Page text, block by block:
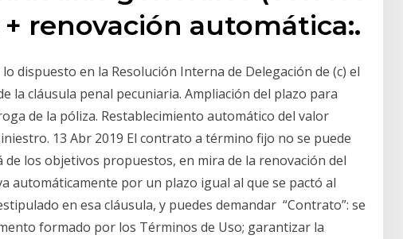
renovación automática:.
dispuesto en la Resolución Interna de Delegación de (c) el
la cláusula penal pecuniaria. Ampliación del plazo para
de la póliza. Restablecimiento automático del valor
13 Abr 2019 El contrato a término fijo no se puede
de los objetivos propuestos, en mira de la renovación del
automáticamente por un plazo igual al que se pactó al
en esa cláusula, y puedes demandar “Contrato”: se
formado por los Términos de Uso; garantizar la